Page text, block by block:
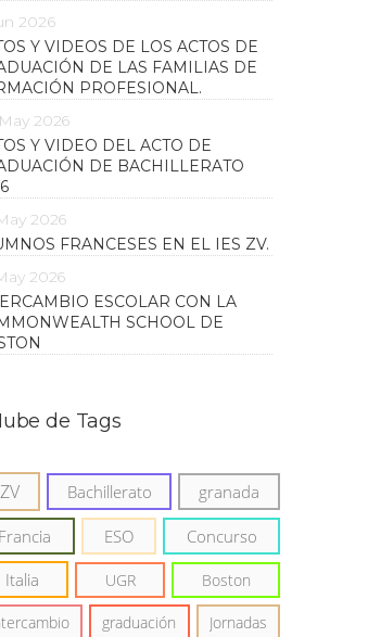
2026
Y VIDEOS DE LOS ACTOS DE
DE LAS FAMILIAS DE
PROFESIONAL.
2026
Y VIDEO DEL ACTO DE
DE BACHILLERATO
2026
FRANCESES EN EL IES ZV.
2026
ESCOLAR CON LA
SCHOOL DE
de Tags
Bachillerato granada
Francia ESO
Concurso
Italia
UGR Boston
graduación Jornadas